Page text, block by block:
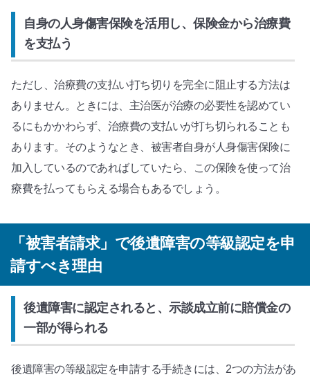
自身の人身傷害保険を活用し、保険金から治療費
を支払う
ただし、治療費の支払い打ち切りを完全に阻止する方法は
ありません。ときには、主治医が治療の必要性を認めてい
るにもかかわらず、治療費の支払いが打ち切られることも
あります。そのようなとき、被害者自身が人身傷害保険に
加入しているのであればしていたら、この保険を使って治
療費を払ってもらえる場合もあるでしょう。
「被害者請求」で後遺障害の等級認定を申
請すべき理由
後遺障害に認定されると、示談成立前に賠償金の
一部が得られる
後遺障害の等級認定を申請する手続きには、2つの方法があ